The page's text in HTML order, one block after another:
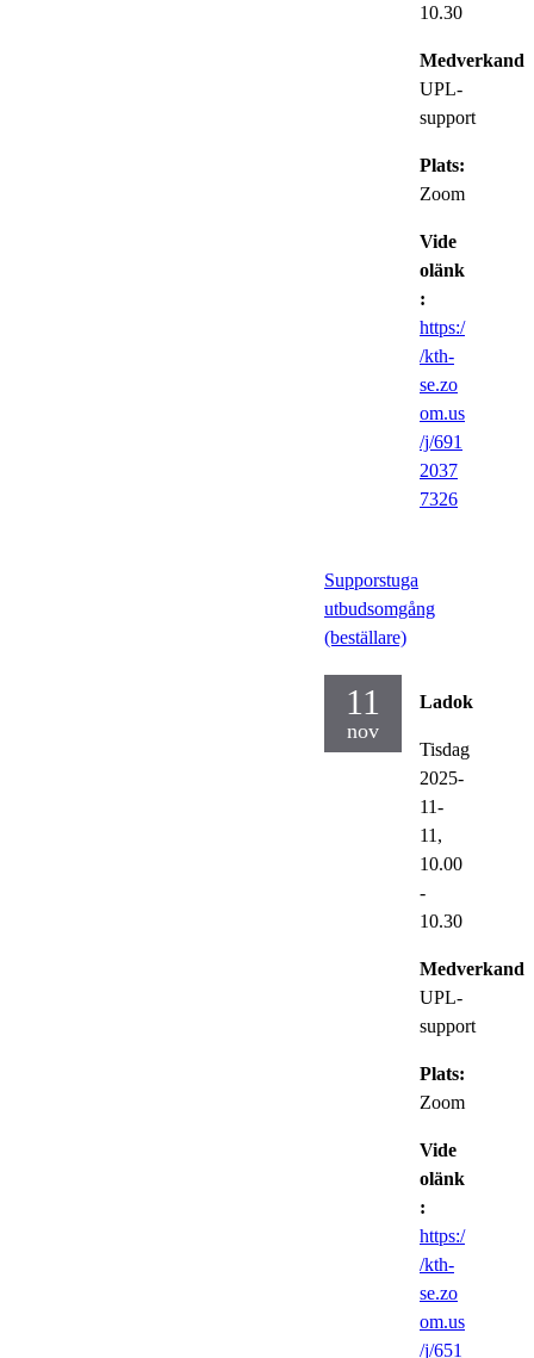
10.30
UPL-
support
Plats:
Zoom
Vide
olänk
:
https:/
/kth-
se.zo
om.us
/j/691
2037
7326
Supporstuga
utbudsomgång
(beställare)
11
nov
Ladok
Tisdag
2025-
11-
11,
10.00
-
10.30
UPL-
support
Plats:
Zoom
Vide
olänk
:
https:/
/kth-
se.zo
om.us
/j/651